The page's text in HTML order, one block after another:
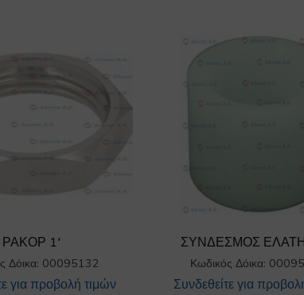
ΡΑΚΟΡ 1′
Δόικα: 00095132
για προβολή τιμών
ΣΥΝΔΕΣΜΟΣ
Κωδικός Δόικα:
Συνδεθείτε για